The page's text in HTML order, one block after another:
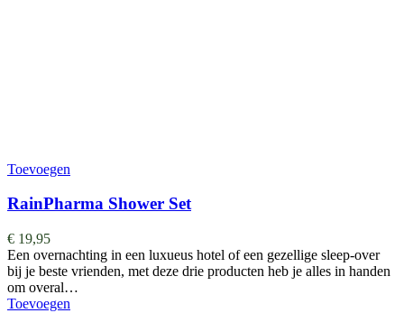
Toevoegen
RainPharma Shower Set
€ 19,95
Een overnachting in een luxueus hotel of een gezellige sleep-over
bij je beste vrienden, met deze drie producten heb je alles in handen
om overal…
Toevoegen